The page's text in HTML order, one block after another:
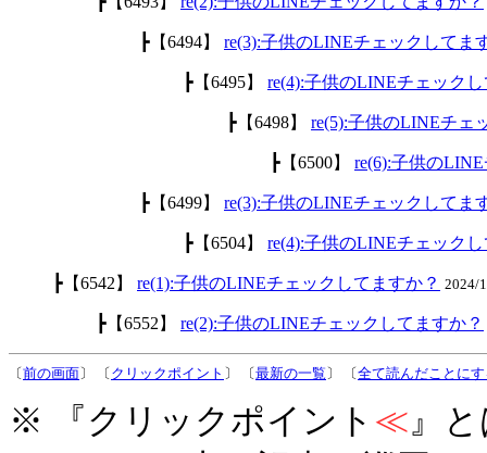
┣【6494】 re(3):子供のLINEチェックしてま
┣【6495】 re(4):子供のLINEチェック
┣【6498】 re(5):子供のLINEチェ
┣【6500】 re(6):子供の
┣【6499】 re(3):子供のLINEチェックしてま
┣【6504】 re(4):子供のLINEチェック
┣【6542】 re(1):子供のLINEチェックしてますか？ 2024/
┣【6552】 re(2):子供のLINEチェックしてますか？
〔前の画面〕 〔 クリックポイント 〕 〔最新の一覧 〕 〔全て読んだことに
※ 『クリックポイント ≪』